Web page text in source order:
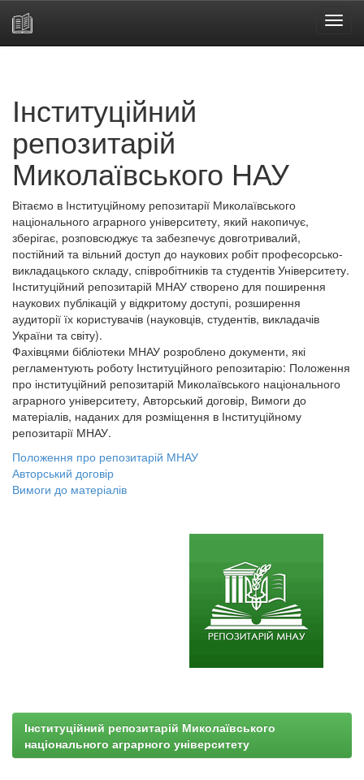
Інституційний
репозитарій
Миколаївського НАУ
Вітаємо в Інституційному репозитарії Миколаївського
національного аграрного університету, який накопичує,
зберігає, розповсюджує та забезпечує довготривалий,
постійний та вільний доступ до наукових робіт професорсько-
викладацького складу, співробітників та студентів Університету.
Інституційний репозитарій МНАУ створено для поширення
наукових публікацій у відкритому доступі, розширення
аудиторії їх користувачів (науковців, студентів, викладачів
України та світу).
Фахівцями бібліотеки МНАУ розроблено документи, які
регламентують роботу Інституційного репозитарію: Положення
про інституційний репозитарій Миколаївського національного
аграрного університету, Авторський договір, Вимоги до
матеріалів, наданих для розміщення в Інституційному
репозитарії МНАУ.
Положення про репозитарій МНАУ
Авторський договір
Вимоги до матеріалів
Інституційний репозитарій Миколаївського
національного аграрного університету